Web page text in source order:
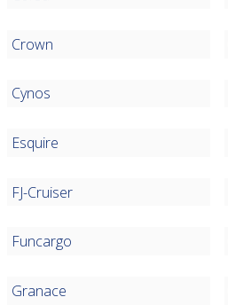
Crown
Cynos
Esquire
FJ-Cruiser
Funcargo
Granace